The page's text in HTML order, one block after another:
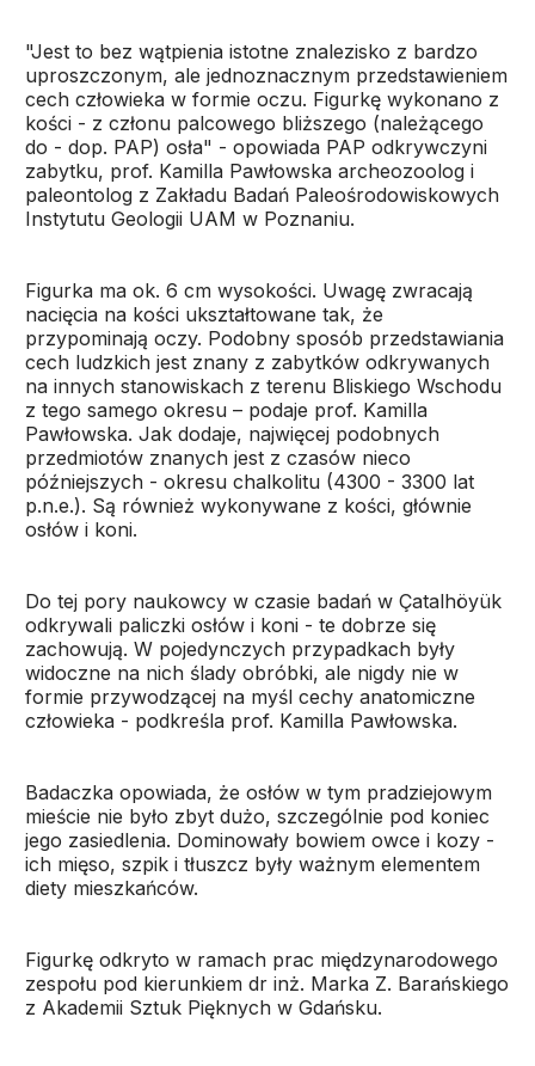
"Jest to bez wątpienia istotne znalezisko z bardzo
uproszczonym, ale jednoznacznym przedstawieniem
cech człowieka w formie oczu. Figurkę wykonano z
kości - z członu palcowego bliższego (należącego
do - dop. PAP) osła" - opowiada PAP odkrywczyni
zabytku, prof. Kamilla Pawłowska archeozoolog i
paleontolog z Zakładu Badań Paleośrodowiskowych
Instytutu Geologii UAM w Poznaniu.
Figurka ma ok. 6 cm wysokości. Uwagę zwracają
nacięcia na kości ukształtowane tak, że
przypominają oczy. Podobny sposób przedstawiania
cech ludzkich jest znany z zabytków odkrywanych
na innych stanowiskach z terenu Bliskiego Wschodu
z tego samego okresu – podaje prof. Kamilla
Pawłowska. Jak dodaje, najwięcej podobnych
przedmiotów znanych jest z czasów nieco
późniejszych - okresu chalkolitu (4300 - 3300 lat
p.n.e.). Są również wykonywane z kości, głównie
osłów i koni.
Do tej pory naukowcy w czasie badań w Çatalhöyük
odkrywali paliczki osłów i koni - te dobrze się
zachowują. W pojedynczych przypadkach były
widoczne na nich ślady obróbki, ale nigdy nie w
formie przywodzącej na myśl cechy anatomiczne
człowieka - podkreśla prof. Kamilla Pawłowska.
Badaczka opowiada, że osłów w tym pradziejowym
mieście nie było zbyt dużo, szczególnie pod koniec
jego zasiedlenia. Dominowały bowiem owce i kozy -
ich mięso, szpik i tłuszcz były ważnym elementem
diety mieszkańców.
Figurkę odkryto w ramach prac międzynarodowego
zespołu pod kierunkiem dr inż. Marka Z. Barańskiego
z Akademii Sztuk Pięknych w Gdańsku.